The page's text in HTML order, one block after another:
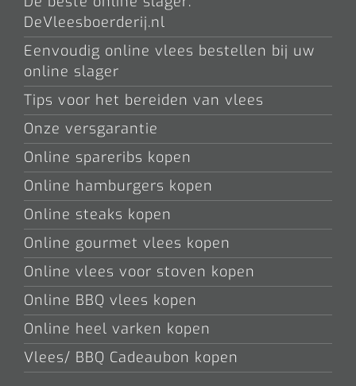
DeVleesboerderij.nl
Eenvoudig online vlees bestellen bij uw
online slager
Tips voor het bereiden van vlees
Onze versgarantie
Online spareribs kopen
Online hamburgers kopen
Online steaks kopen
Online gourmet vlees kopen
Online vlees voor stoven kopen
Online BBQ vlees kopen
Online heel varken kopen
Vlees/ BBQ Cadeaubon kopen